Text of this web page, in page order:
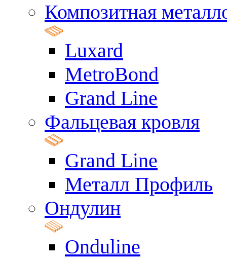
Композитная
Luxard
MetroBond
Grand Line
Фальцевая кровля
Grand Line
Металл Профиль
Ондулин
Onduline